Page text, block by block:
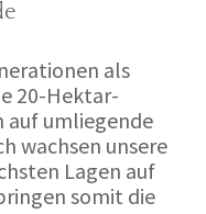
als
20-Hektar-
auf umliegende
wachsen unsere
Lagen auf
somit die